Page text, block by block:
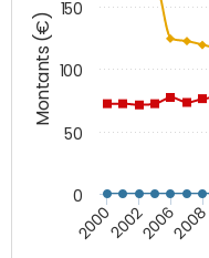
Montants (€)
2000200220062008
0
50
100
150